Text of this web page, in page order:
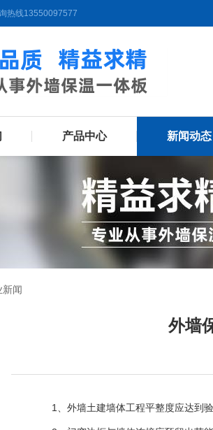
热线13550097577
产品中心 新闻动态
新闻
外墙
1、外墙土建墙体工程平整度应达到